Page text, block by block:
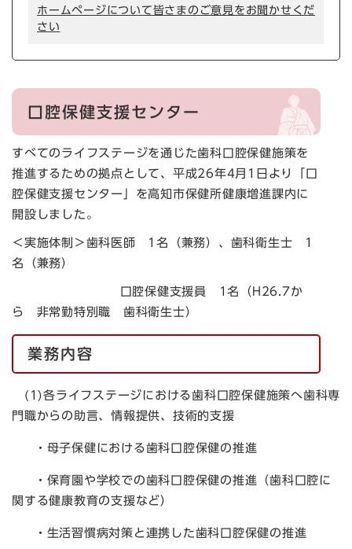
ホームページについて皆さまのご意見をお聞かせくだ
さい
口腔保健支援センター
すべてのライフステージを通じた歯科口腔保健施策を
推進するための拠点として、平成26年4月1日より「口
腔保健支援センター」を高知市保健所健康増進課内に
開設しました。
＜実施体制＞歯科医師 1名（兼務）、歯科衛生士 1
名（兼務）
口腔保健支援員 1名（H26.7か
ら 非常勤特別職 歯科衛生士）
業務内容
(1)各ライフステージにおける歯科口腔保健施策へ歯科専
門職からの助言、情報提供、技術的支援
・母子保健における歯科口腔保健の推進
・保育園や学校での歯科口腔保健の推進（歯科口腔に
関する健康教育の支援など）
・生活習慣病対策と連携した歯科口腔保健の推進